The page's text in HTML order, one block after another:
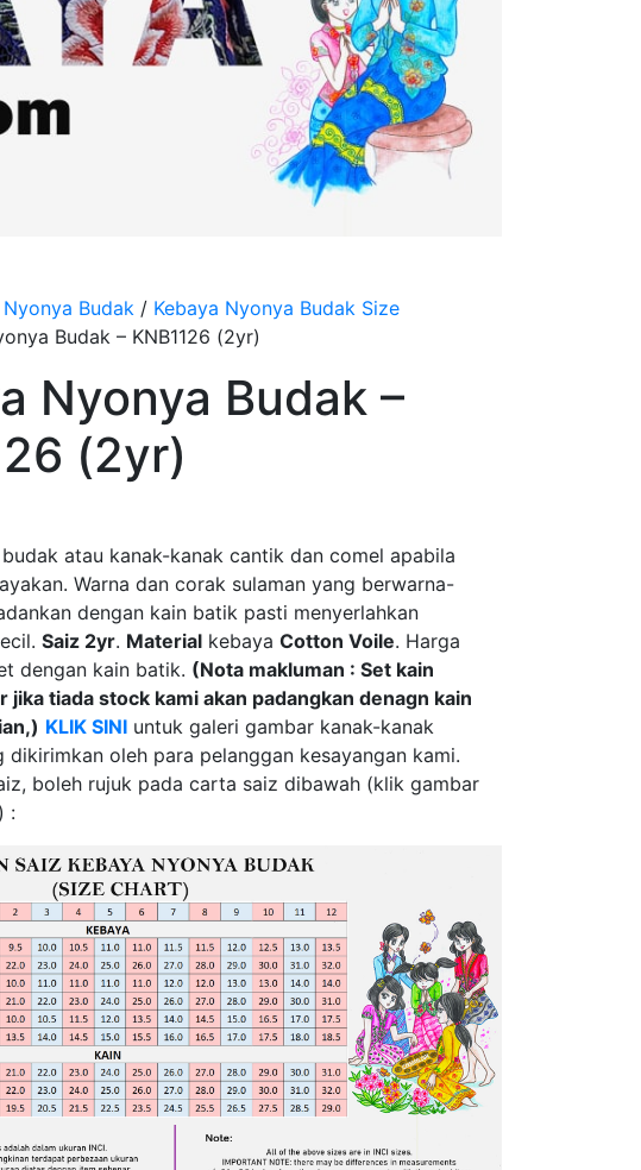
Nyonya Budak / Kebaya Nyonya Budak Size
Budak – KNB1126 (2yr)
Nyonya Budak –
(2yr)
atau kanak-kanak cantik dan comel apabila
Warna dan corak sulaman yang berwarna-
dengan kain batik pasti menyerlahkan
Saiz 2yr. Material kebaya Cotton Voile. Harga
dengan kain batik. (Nota makluman : Set kain
jika tiada stock kami akan padangkan denagn kain
KLIK SINI untuk galeri gambar kanak-kanak
dikirimkan oleh para pelanggan kesayangan kami.
boleh rujuk pada carta saiz dibawah (klik gambar
: